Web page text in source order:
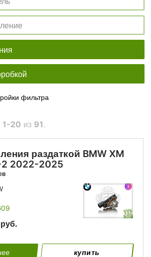
фильтра
1-20 из 91.
раздаткой BMW XM
2 2022-2025
купить